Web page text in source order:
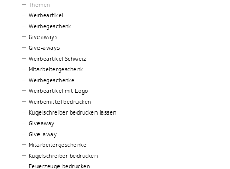
Themen:
Werbeartikel
Werbegeschenk
Giveaways
Give-aways
Werbeartikel Schweiz
Mitarbeitergeschenk
Werbegeschenke
Werbeartikel mit Logo
Werbemittel bedrucken
Kugelschreiber bedrucken lassen
Giveaway
Give-away
Mitarbeitergeschenke
Kugelschreiber bedrucken
Feuerzeuge bedrucken